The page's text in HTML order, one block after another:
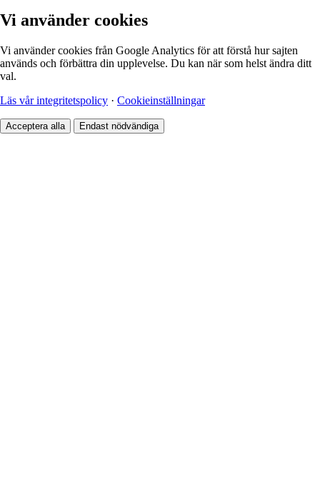
Vi använder cookies
Vi använder cookies från Google Analytics för att förstå hur sajten
används och förbättra din upplevelse. Du kan när som helst ändra ditt
val.
Läs vår integritetspolicy · Cookieinställningar
Acceptera alla Endast nödvändiga